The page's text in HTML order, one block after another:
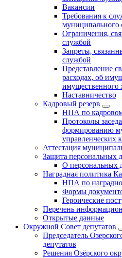
Вакансии
Требования к
муниципального
Ограничения,
службой
Запреты,
службой
Представление
расходах, об
имущественного
Наставничество
Кадровый резерв
НПА по
Протоколы
формированию
управленческих
Аттестация
Защита персональных
О персональных
Наградная политика
НПА по
Формы
Героические
Перечень
Открытые данные
Окружной Совет депутатов
Председатель
депутатов
Решения Озёрского